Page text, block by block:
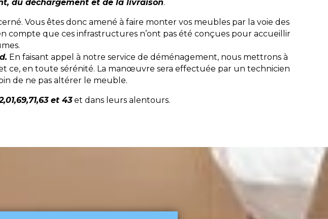
du déchargement et de la livraison.
Vous êtes donc amené à faire monter vos meubles par la voie des
compte que ces infrastructures n’ont pas été conçues pour accueillir
En faisant appel à notre service de déménagement, nous mettrons à
ce, en toute sérénité. La manœuvre sera effectuée par un technicien
de ne pas altérer le meuble.
et 43et dans leurs alentours.